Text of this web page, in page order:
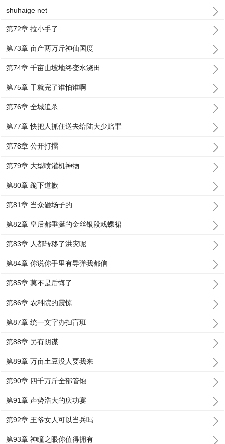
shuhaige net
第72章 拉小手了
第73章 亩产两万斤神仙国度
第74章 千亩山坡地终变水浇田
第75章 干就完了谁怕谁啊
第76章 全城追杀
第77章 快把人抓住送去给陆大少赔罪
第78章 公开打擂
第79章 大型喷灌机神物
第80章 跪下道歉
第81章 当众砸场子的
第82章 皇后都垂涎的金丝银段戏蝶裙
第83章 人都转移了洪灾呢
第84章 你说你手里有导弹我都信
第85章 莫不是后悔了
第86章 农科院的震惊
第87章 统一文字办扫盲班
第88章 另有阴谋
第89章 万亩土豆没人要我来
第90章 四千万斤全部管饱
第91章 声势浩大的庆功宴
第92章 王爷女人可以当兵吗
第93章 神瞳之眼你值得拥有